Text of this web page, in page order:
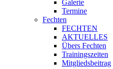
Galerie
Termine
Fechten
FECHTEN
AKTUELLES
Übers Fechten
Trainingszeiten
Mitgliedsbeitrag